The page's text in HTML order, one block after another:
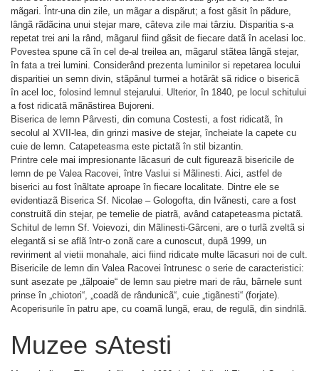
mãgari. Într-una din zile, un mãgar a dispãrut; a fost gãsit în pãdure,
lângã rãdãcina unui stejar mare, câteva zile mai târziu. Disparitia s-a
repetat trei ani la rând, mãgarul fiind gãsit de fiecare datã în acelasi loc.
Povestea spune cã în cel de-al treilea an, mãgarul stãtea lângã stejar,
în fata a trei lumini. Considerând prezenta luminilor si repetarea locului
disparitiei un semn divin, stãpânul turmei a hotãrât sã ridice o bisericã
în acel loc, folosind lemnul stejarului. Ulterior, în 1840, pe locul schitului
a fost ridicatã mãnãstirea Bujoreni.
Biserica de lemn Pârvesti, din comuna Costesti, a fost ridicatã, în
secolul al XVII-lea, din grinzi masive de stejar, încheiate la capete cu
cuie de lemn. Catapeteasma este pictatã în stil bizantin.
Printre cele mai impresionante lãcasuri de cult figureazã bisericile de
lemn de pe Valea Racovei, între Vaslui si Mãlinesti. Aici, astfel de
biserici au fost înãltate aproape în fiecare localitate. Dintre ele se
evidentiazã Biserica Sf. Nicolae – Gologofta, din Ivãnesti, care a fost
construitã din stejar, pe temelie de piatrã, având catapeteasma pictatã.
Schitul de lemn Sf. Voievozi, din Mãlinesti-Gârceni, are o turlã zveltã si
elegantã si se aflã într-o zonã care a cunoscut, dupã 1999, un
reviriment al vietii monahale, aici fiind ridicate multe lãcasuri noi de cult.
Bisericile de lemn din Valea Racovei întrunesc o serie de caracteristici:
sunt asezate pe „tãlpoaie“ de lemn sau pietre mari de râu, bârnele sunt
prinse în „chiotori“, „coadã de rândunicã“, cuie „tigãnesti“ (forjate).
Acoperisurile în patru ape, cu coamã lungã, erau, de regulã, din sindrilã.
Muzee sAtesti